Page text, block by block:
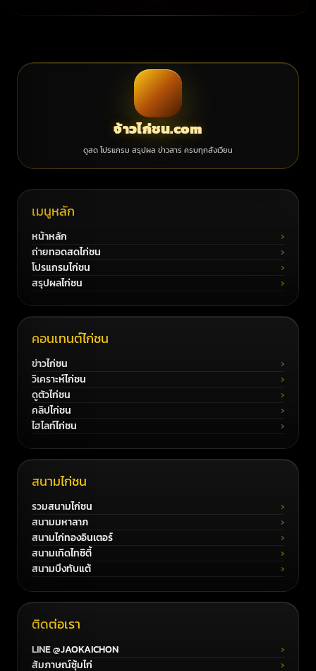
จ้าวไก่ชน.com
ดูสด โปรแกรม สรุปผล ข่าวสาร ครบทุกสังเวียน
เมนูหลัก
หน้าหลัก
ถ่ายทอดสดไก่ชน
โปรแกรมไก่ชน
สรุปผลไก่ชน
คอนเทนต์ไก่ชน
ข่าวไก่ชน
วิเคราะห์ไก่ชน
ดูตัวไก่ชน
คลิปไก่ชน
ไฮไลท์ไก่ชน
สนามไก่ชน
รวมสนามไก่ชน
สนามมหาลาภ
สนามไก่ทองอินเตอร์
สนามเทิดไทซิตี้
สนามบึงทับแต้
ติดต่อเรา
LINE @JAOKAICHON
สัมภาษณ์ซุ้มไก่